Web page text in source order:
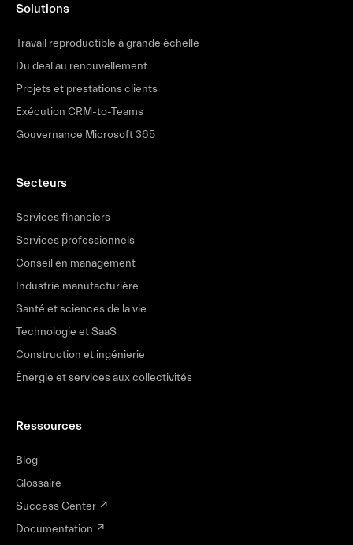
Solutions
Travail reproductible à grande échelle
Du deal au renouvellement
Projets et prestations clients
Exécution CRM-to-Teams
Gouvernance Microsoft 365
Secteurs
Services financiers
Services professionnels
Conseil en management
Industrie manufacturière
Santé et sciences de la vie
Technologie et SaaS
Construction et ingénierie
Énergie et services aux collectivités
Ressources
Blog
Glossaire
Success Center ↗
Documentation ↗